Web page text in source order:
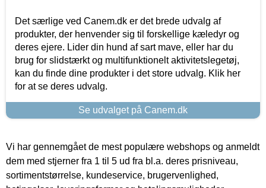
Det særlige ved Canem.dk er det brede udvalg af
produkter, der henvender sig til forskellige kæledyr og
deres ejere. Lider din hund af sart mave, eller har du
brug for slidstærkt og multifunktionelt aktivitetslegetøj,
kan du finde dine produkter i det store udvalg. Klik her
for at se deres udvalg.
Se udvalget på Canem.dk
Vi har gennemgået de mest populære webshops og anmeldt
dem med stjerner fra 1 til 5 ud fra bl.a. deres prisniveau,
sortimentstørrelse, kundeservice, brugervenlighed,